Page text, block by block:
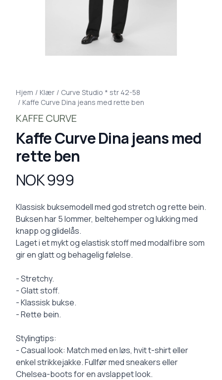
Hjem / Klær / Curve Studio * str 42-58
/ Kaffe Curve Dina jeans med rette ben
KAFFE CURVE
Kaffe Curve Dina jeans med
rette ben
Produktdetaljer
NOK 999
Description
Klassisk buksemodell med god stretch og rette bein.
Buksen har 5 lommer, beltehemper og lukking med
knapp og glidelås.
Laget i et mykt og elastisk stoff med modalfibre som
gir en glatt og behagelig følelse.
- Stretchy.
- Glatt stoff.
- Klassisk bukse.
- Rette bein.
Stylingtips:
- Casual look: Match med en løs, hvit t-shirt eller
enkel strikkejakke. Fullfør med sneakers eller
Chelsea-boots for en avslappet look.